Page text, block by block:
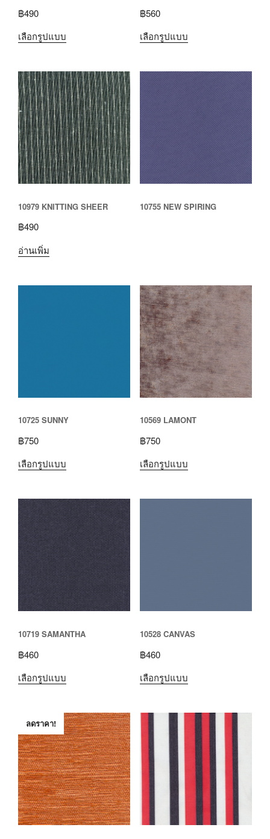
฿490
เลือกรูปแบบ
฿560
เลือกรูปแบบ
10979 KNITTING SHEER
฿490
อ่านเพิ่ม
10755 NEW SPIRING
10725 SUNNY
฿750
เลือกรูปแบบ
10569 LAMONT
฿750
เลือกรูปแบบ
10719 SAMANTHA
฿460
เลือกรูปแบบ
10528 CANVAS
฿460
เลือกรูปแบบ
ลดราคา!